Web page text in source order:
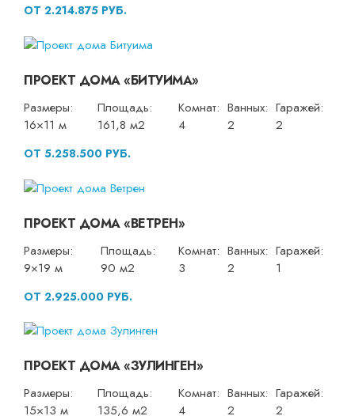
ОТ 2.214.875 РУБ.
ПРОЕКТ ДОМА «БИТУИМА»
Размеры:
16×11 м
Площадь:
161,8 м2
Комнат:
4
Ванных:
2
Гаражей:
2
ОТ 5.258.500 РУБ.
ПРОЕКТ ДОМА «ВЕТРЕН»
Размеры:
9×19 м
Площадь:
90 м2
Комнат:
3
Ванных:
2
Гаражей:
1
ОТ 2.925.000 РУБ.
ПРОЕКТ ДОМА «ЗУЛИНГЕН»
Размеры:
15×13 м
Площадь:
135,6 м2
Комнат:
4
Ванных:
2
Гаражей:
2